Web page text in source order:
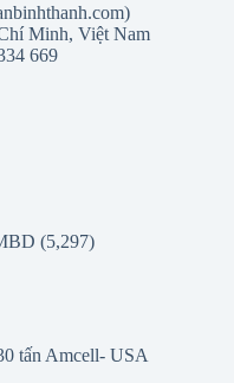
Minh, Việt Nam
669
(5,297)
tấn Amcell- USA